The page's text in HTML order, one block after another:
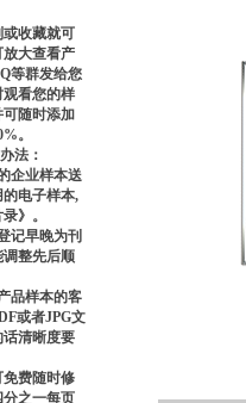
收藏就可
大查看产
等群发给您
看您的样
随时添加
。
法：
企业样本送
电子样本,
》。
记早晚为刊
整先后顺
品样本的客
或者JPG文
清晰度要
费随时修
之一每页